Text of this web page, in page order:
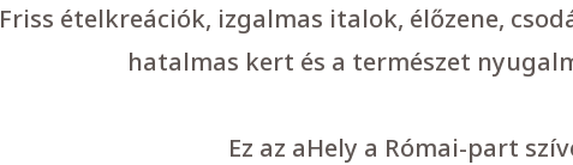
Friss ételkreációk, izgalmas italok, élőzene,
hatalmas kert és a természet
Ez az aHely a Római-part